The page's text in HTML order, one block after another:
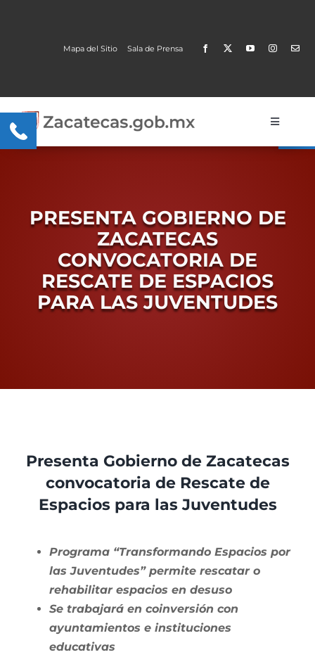
Mapa del Sitio Sala de Prensa
Toggle
Transparencia
MOBI
Conoce Zacatecas
PRESENTA GOBIERNO DE
ZACATECAS
CONVOCATORIA DE
RESCATE DE ESPACIOS
PARA LAS JUVENTUDES
Image
Presenta Gobierno de Zacatecas
convocatoria de Rescate de
Espacios para las Juventudes
Programa “Transformando Espacios por
las Juventudes” permite rescatar o
rehabilitar espacios en desuso
Se trabajará en coinversión con
ayuntamientos e instituciones
educativas